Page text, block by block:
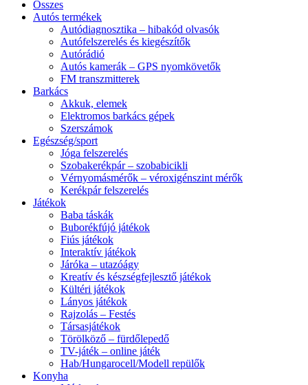
Összes
Autós termékek
Autódiagnosztika – hibakód olvasók
Autófelszerelés és kiegészítők
Autórádió
Autós kamerák – GPS nyomkövetők
FM transzmitterek
Barkács
Akkuk, elemek
Elektromos barkács gépek
Szerszámok
Egészség/sport
Jóga felszerelés
Szobakerékpár – szobabicikli
Vérnyomásmérők – véroxigénszint mérők
Kerékpár felszerelés
Játékok
Baba táskák
Buborékfújó játékok
Fiús játékok
Interaktív játékok
Járóka – utazóágy
Kreatív és készségfejlesztő játékok
Kültéri játékok
Lányos játékok
Rajzolás – Festés
Társasjátékok
Törölköző – fürdőlepedő
TV-játék – online játék
Hab/Hungarocell/Modell repülők
Konyha